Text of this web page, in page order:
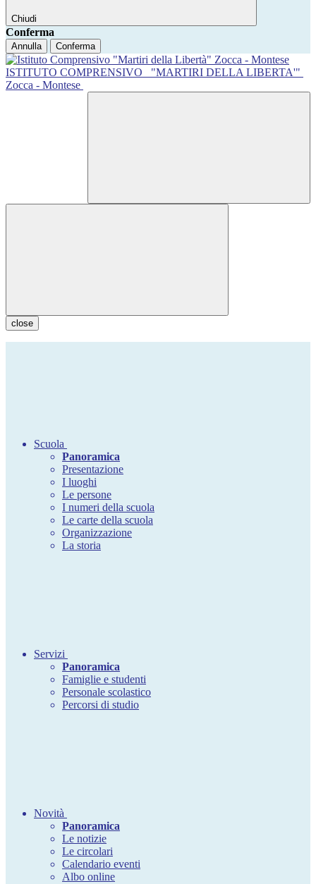
Chiudi
Conferma
Annulla Conferma
ISTITUTO COMPRENSIVO
"MARTIRI DELLA LIBERTA'"
Zocca - Montese
close
Scuola
Panoramica
Presentazione
I luoghi
Le persone
I numeri della scuola
Le carte della scuola
Organizzazione
La storia
Servizi
Panoramica
Famiglie e studenti
Personale scolastico
Percorsi di studio
Novità
Panoramica
Le notizie
Le circolari
Calendario eventi
Albo online